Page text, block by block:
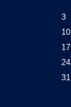
3
10
17
24
31